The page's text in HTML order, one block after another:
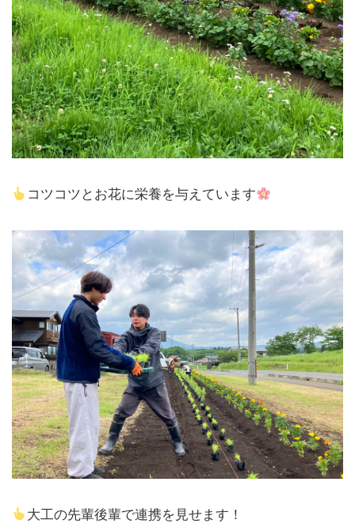
コツコツとお花に栄養を与えています
大工の先輩後輩で連携を見せます！